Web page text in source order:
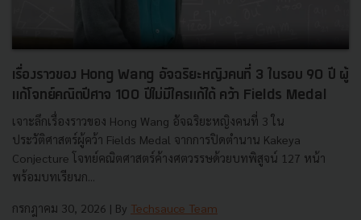
เรื่องราวของ Hong Wang อัจฉริยะหญิงคนที่ 3 ในรอบ 90 ปี ผู้
แก้โจทย์คณิตปีศาจ 100 ปีไม่มีใครแก้ได้ คว้า Fields Medal
เจาะลึกเรื่องราวของ Hong Wang อัจฉริยะหญิงคนที่ 3 ใน
ประวัติศาสตร์ผู้คว้า Fields Medal จากการปิดตำนาน Kakeya
Conjecture โจทย์คณิตศาสตร์ค้างศตวรรษด้วยบทพิสูจน์ 127 หน้า
พร้อมบทเรียนก...
กรกฎาคม 30, 2026 | By Techsauce Team